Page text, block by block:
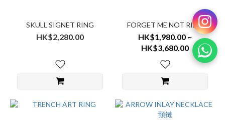
SKULL SIGNET RING
HK$2,280.00
FORGET ME NOT RING
HK$1,980.00 ~
HK$3,680.00